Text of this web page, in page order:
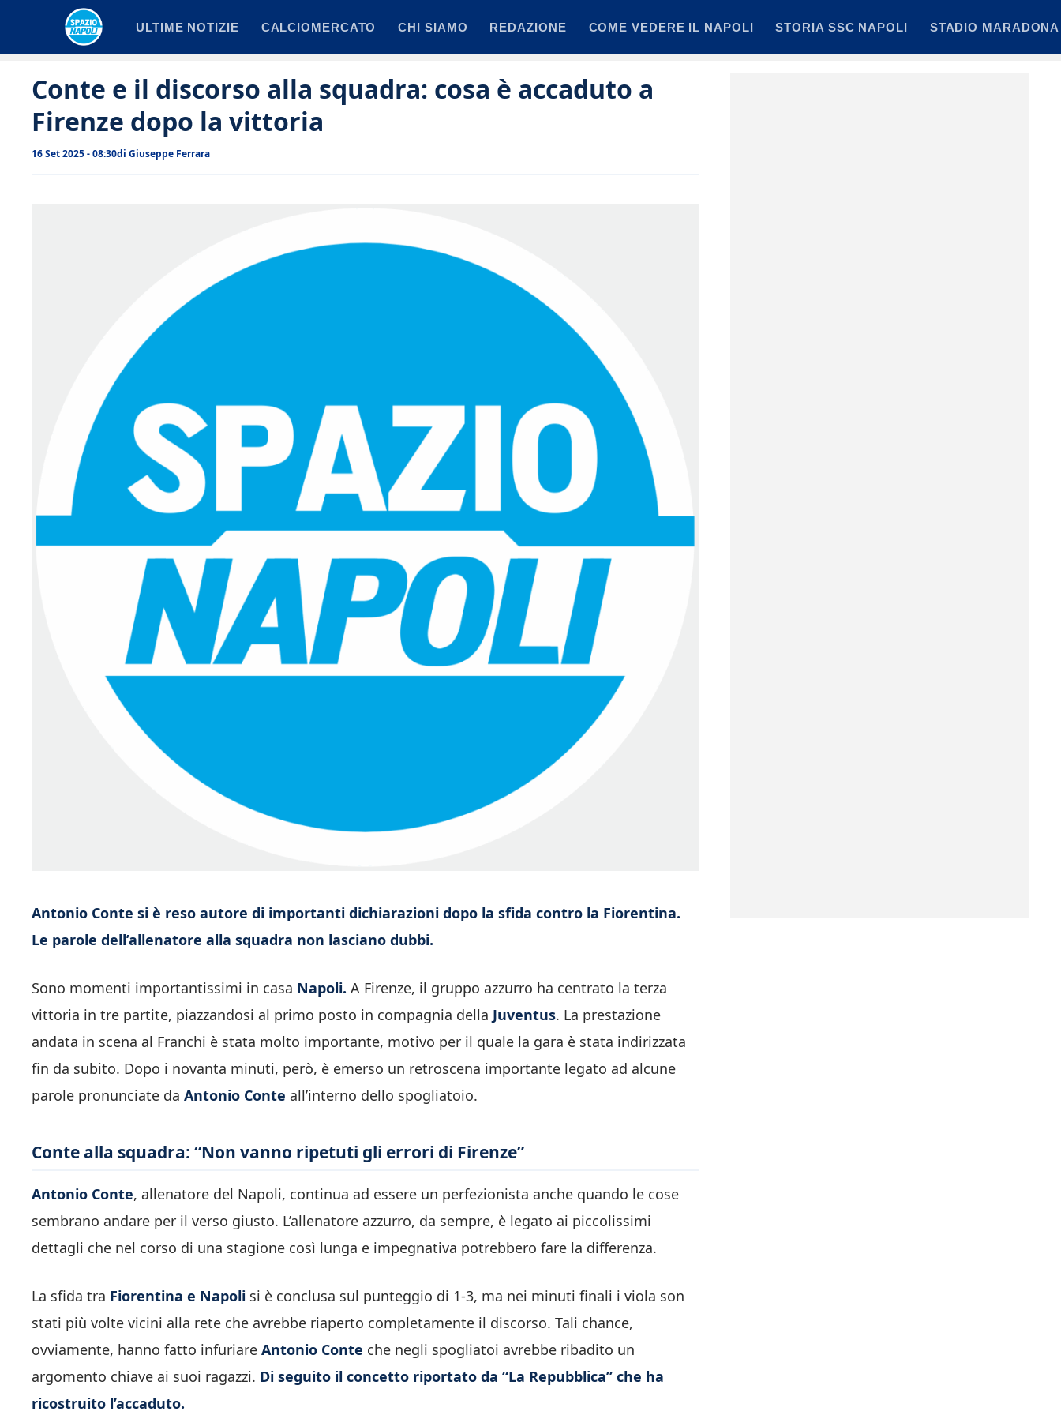
ULTIME NOTIZIE CALCIOMERCATO CHI SIAMO REDAZIONE COME VEDERE IL NAPOLI STORIA SSC NAPOLI STADIO MARADONA
Conte e il discorso alla squadra: cosa è accaduto a
Firenze dopo la vittoria
16 Set 2025 - 08:30di Giuseppe Ferrara
Antonio Conte si è reso autore di importanti dichiarazioni dopo la sfida contro la Fiorentina.
Le parole dell’allenatore alla squadra non lasciano dubbi.
Sono momenti importantissimi in casa Napoli. A Firenze, il gruppo azzurro ha centrato la terza
vittoria in tre partite, piazzandosi al primo posto in compagnia della Juventus. La prestazione
andata in scena al Franchi è stata molto importante, motivo per il quale la gara è stata indirizzata
fin da subito. Dopo i novanta minuti, però, è emerso un retroscena importante legato ad alcune
parole pronunciate da Antonio Conte all’interno dello spogliatoio.
Conte alla squadra: “Non vanno ripetuti gli errori di Firenze”
Antonio Conte, allenatore del Napoli, continua ad essere un perfezionista anche quando le cose
sembrano andare per il verso giusto. L’allenatore azzurro, da sempre, è legato ai piccolissimi
dettagli che nel corso di una stagione così lunga e impegnativa potrebbero fare la differenza.
La sfida tra Fiorentina e Napoli si è conclusa sul punteggio di 1-3, ma nei minuti finali i viola son
stati più volte vicini alla rete che avrebbe riaperto completamente il discorso. Tali chance,
ovviamente, hanno fatto infuriare Antonio Conte che negli spogliatoi avrebbe ribadito un
argomento chiave ai suoi ragazzi. Di seguito il concetto riportato da “La Repubblica” che ha
ricostruito l’accaduto.